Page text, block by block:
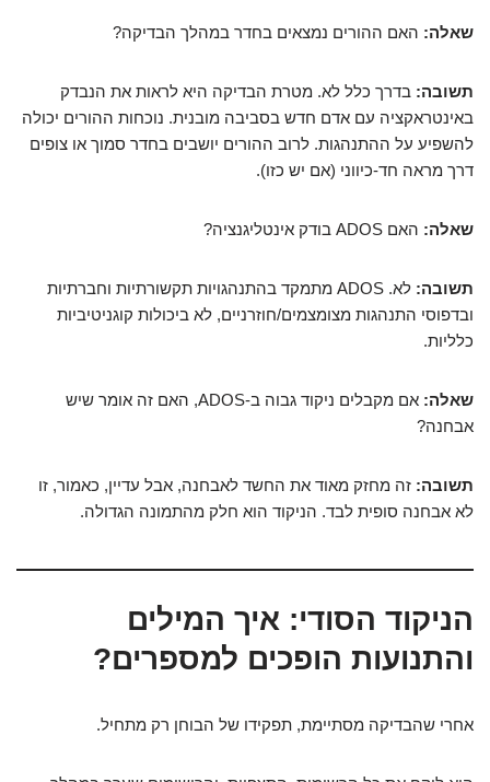
שאלה: האם ההורים נמצאים בחדר במהלך הבדיקה?
תשובה: בדרך כלל לא. מטרת הבדיקה היא לראות את הנבדק
באינטראקציה עם אדם חדש בסביבה מובנית. נוכחות ההורים יכולה
להשפיע על ההתנהגות. לרוב ההורים יושבים בחדר סמוך או צופים
דרך מראה חד-כיווני (אם יש כזו).
שאלה: האם ADOS בודק אינטליגנציה?
תשובה:
לא. ADOS מתמקד בהתנהגויות תקשורתיות וחברתיות
ובדפוסי התנהגות מצומצמים/חוזרניים, לא ביכולות קוגניטיביות
כלליות.
שאלה:
אם מקבלים ניקוד גבוה ב-ADOS, האם זה אומר שיש
אבחנה?
תשובה: זה מחזק מאוד את החשד לאבחנה, אבל עדיין, כאמור, זו
לא אבחנה סופית לבד. הניקוד הוא חלק מהתמונה הגדולה.
הניקוד הסודי: איך המילים
והתנועות הופכים למספרים?
אחרי שהבדיקה מסתיימת, תפקידו של הבוחן רק מתחיל.